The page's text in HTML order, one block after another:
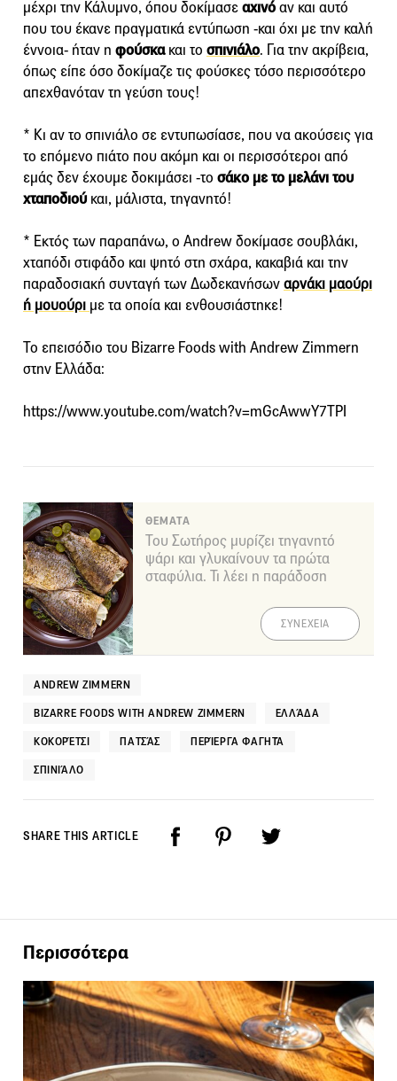
μέχρι την Κάλυμνο, όπου δοκίμασεαχινόαν και αυτό
που του έκανε πραγματικά εντύπωση -και όχι με την καλή
έννοια- ήταν η φούσκακαι το σπινιάλο. Για την ακρίβεια,
όπως είπε όσο δοκίμαζε τις φούσκες τόσο περισσότερο
απεχθανόταν τη γεύση τους!
* Κι αν το σπινιάλο σε εντυπωσίασε, που να ακούσεις για
το επόμενο πιάτο που ακόμη και οι περισσότεροι από
εμάς δεν έχουμε δοκιμάσει -το σάκο με το μελάνι του
χταποδιού και, μάλιστα, τηγανητό!
* Εκτός των παραπάνω, ο Andrew δοκίμασε σουβλάκι,
χταπόδι στιφάδο και ψητό στη σχάρα, κακαβιά και την
παραδοσιακή συνταγή των Δωδεκανήσωναρνάκι μαούρι
ή μουούρι με τα οποία και ενθουσιάστηκε!
Το επεισόδιο του Bizarre Foods with Andrew Zimmern
στην Ελλάδα:
https://www.youtube.com/watch?v=mGcAwwY7TPI
ΘΕΜΑΤΑ
Του Σωτήρος μυρίζει τηγανητό
ψάρι και γλυκαίνουν τα πρώτα
σταφύλια. Τι λέει η παράδοση
ΣΥΝΕΧΕΙΑ
ANDREW ZIMMERN
BIZARRE FOODS WITH ANDREW ZIMMERN ΕΛΛΆΔΑ
ΚΟΚΟΡΈΤΣΙ ΠΑΤΣΆΣ ΠΕΡΊΕΡΓΑ ΦΑΓΗΤΆ
ΣΠΙΝΙΆΛΟ
SHARE THIS ARTICLE
Περισσότερα